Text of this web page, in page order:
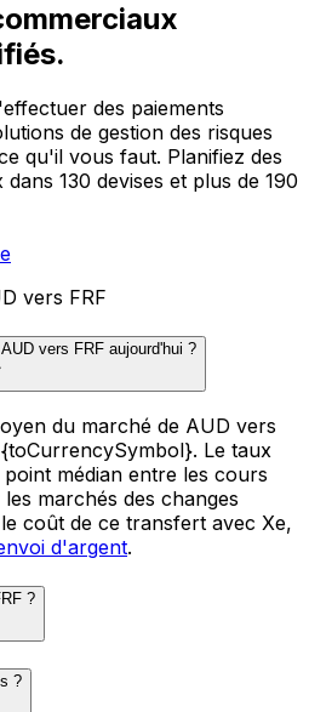
des paiements
de gestion des risques
qu'il vous faut. Planifiez des
130 devises et plus de 190
vers FRF
vers FRF aujourd'hui ?
du marché de AUD vers
Le taux
médian entre les cours
marchés des changes
coût de ce transfert avec Xe,
d'argent.
?
?